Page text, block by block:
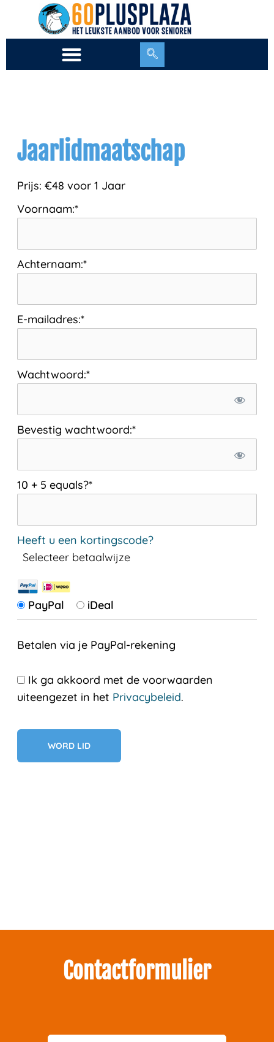
de
Jaarlidmaatschap
Prijs: €48 voor 1 Jaar
Voornaam:*
Achternaam:*
E-mailadres:*
Wachtwoord:*
Bevestig wachtwoord:*
10 + 5 equals?*
Heeft u een kortingscode?
Selecteer betaalwijze
PayPal iDeal
Betalen via je PayPal-rekening
Ik ga akkoord met de voorwaarden
uiteengezet in het Privacybeleid.
Geen val
Contactformulier